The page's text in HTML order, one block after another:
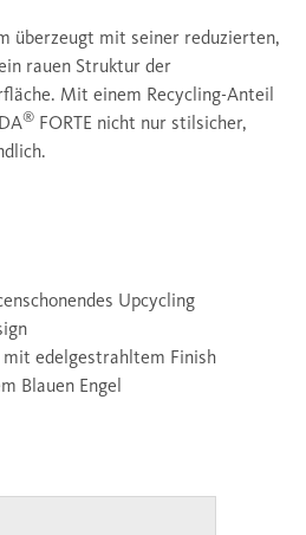
überzeugt mit seiner reduzierten,
rauen Struktur der
Mit einem Recycling-Anteil
® FORTE nicht nur stilsicher,
Upcycling
edelgestrahltem Finish
Blauen Engel